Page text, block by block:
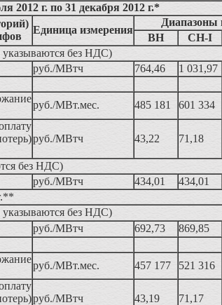
2012 г. по 31 декабря 2012 г.*
Единица измерения
Диапазоны
ВН
СН-I
без НДС)
руб./МВтч 764,46 1 031,97
руб./МВт.мес. 485 181 601 334
руб./МВтч 43,22 71,18
без НДС)
руб./МВтч 434,01 434,01
без НДС)
руб./МВтч 692,73 869,85
руб./МВт.мес. 457 177 521 316
руб./МВтч 43,19 71,17